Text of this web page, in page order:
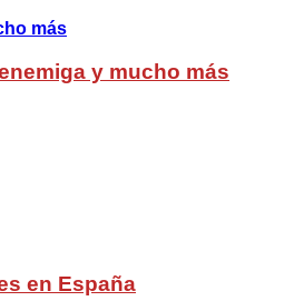
y mucho más
en España